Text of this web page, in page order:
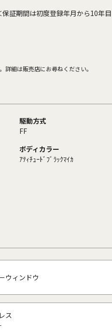
証期間は初度登録年月から10
細は販売店にお尋ねください。
駆動方式
FF
ボディカラー
ｱﾃｨﾁｭｰﾄﾞﾌﾞﾗｯｸﾏｲｶ
ウィンドウ
ス